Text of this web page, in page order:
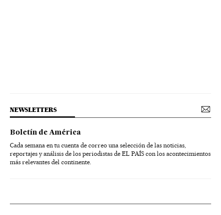
NEWSLETTERS
Boletín de América
Cada semana en tu cuenta de correo una selección de las noticias,
reportajes y análisis de los periodistas de EL PAÍS con los acontecimientos
más relevantes del continente.